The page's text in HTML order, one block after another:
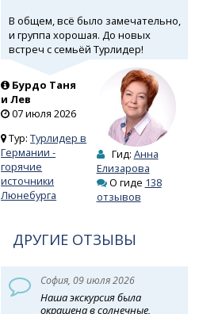
В общем, всё было замечательно,
и группа хорошая. До новых
встреч с семьёй Турлидер!
Бурдо Таня
и Лев
07 июля 2026
Тур:Турлидер в
Германии -
горячие
источники
Люнебурга
Гид: Анна
Елизарова
О гиде 138
отзывов
ДРУГИЕ ОТЗЫВЫ
София, 09 июля 2026
Наша экскурсия была
окрашена в солнечные,